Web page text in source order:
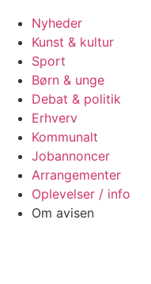
Nyheder
Kunst & kultur
Sport
Børn & unge
Debat & politik
Erhverv
Kommunalt
Jobannoncer
Arrangementer
Oplevelser / info
Om avisen